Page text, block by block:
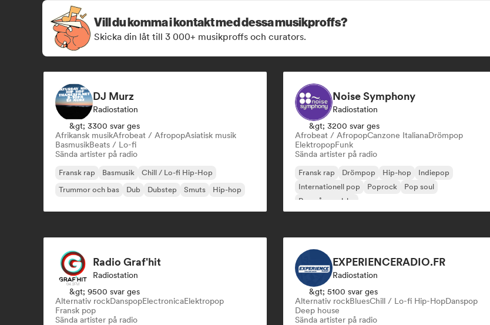
Vill du komma i kontakt med dessa musikproffs?
Skicka din låt till 3 000+ musikproffs och curators.
DJ Murz
Radiostation
&gt; 3300 svar ges
Afrikansk musikAfrobeat / AfropopAsiatisk musik
BasmusikBeats / Lo-fi
Sända artister på radio
Fransk rap Basmusik
Chill / Lo-fi Hip-Hop
Trummor och bas
Dub Dubstep Smuts Hip-hop
Noise Symphony
Radiostation
&gt; 3200 svar ges
Afrobeat / AfropopCanzone ItalianaDrömpop
ElektropopFunk
Sända artister på radio
Fransk rap Drömpop Hip-hop
Indiepop
Internationell pop
Poprock
Pop soul
Rap på engelska
Radio Graf'hit
Radiostation
&gt; 9500 svar ges
Alternativ rockDanspopElectronicaElektropop
Fransk pop
Sända artister på radio
EXPERIENCERADIO.FR
Radiostation
&gt; 5100 svar ges
Alternativ rockBluesChill / Lo-fi Hip-HopDanspop
Deep house
Sända artister på radio